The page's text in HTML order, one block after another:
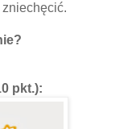
pkt.):